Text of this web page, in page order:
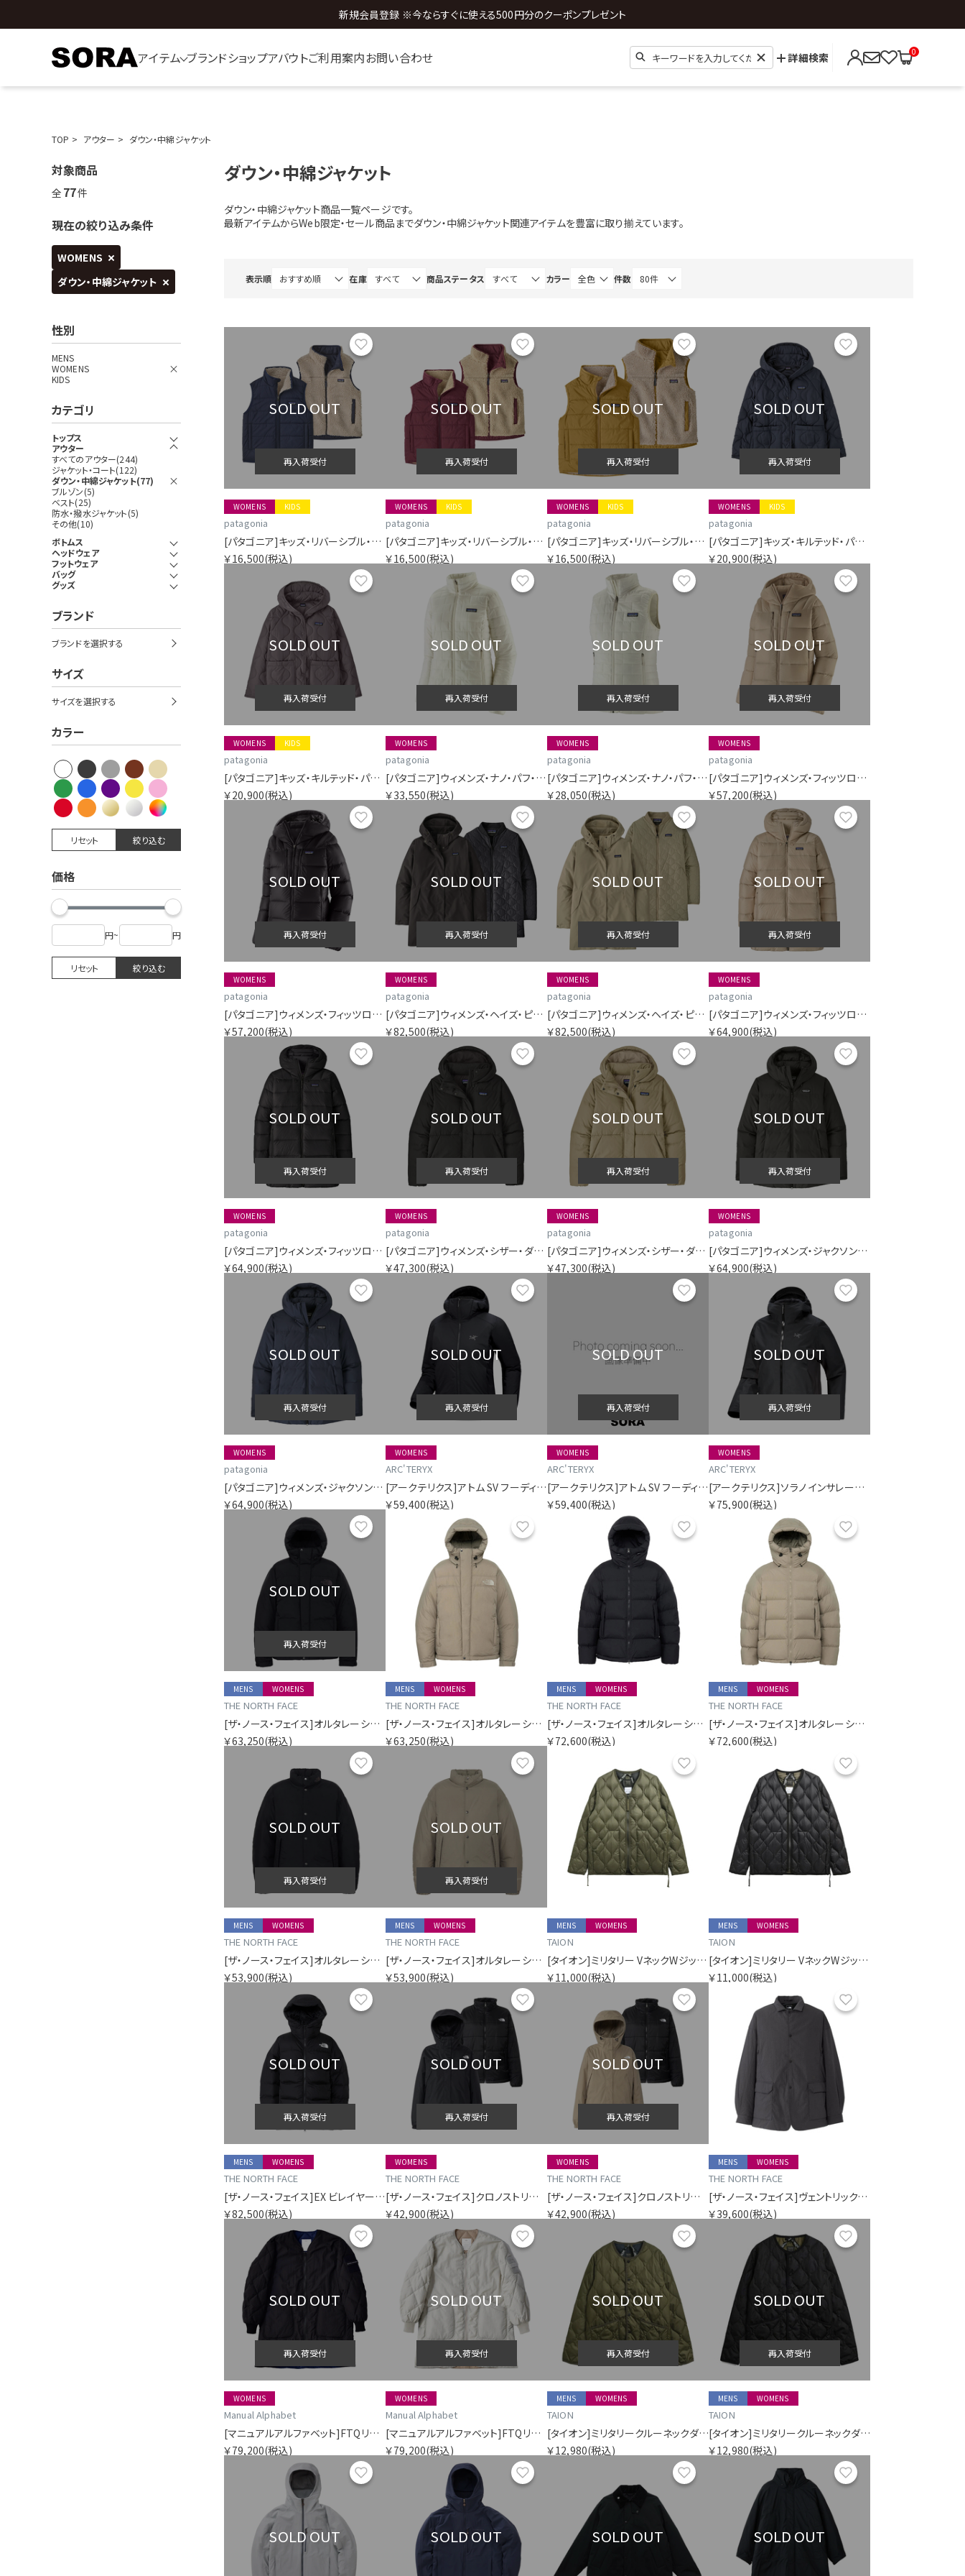
全国送料0円 ※3,980円以上のご購入時
アイテム ブランドショップアバウトご利用案内お問い合わせ 詳細検索 0
TOP アウター ダウン・中綿ジャケット
対象商品
全 77件
現在の絞り込み条件
WOMENS
ダウン・中綿ジャケット
性別
MENS
WOMENS
KIDS
カテゴリ
トップス
アウター
すべてのアウター(244)
ジャケット・コート(122)
ダウン・中綿ジャケット(77)
ブルゾン(5)
ベスト(25)
防水・撥水ジャケット(5)
その他(10)
ボトムス
ヘッドウェア
フットウェア
バッグ
グッズ
ブランド
ブランドを選択する
サイズ
サイズを選択する
カラー
リセット 絞り込む
価格
円~ 円
リセット 絞り込む
ダウン・中綿ジャケット
ダウン・中綿ジャケット商品一覧ページです。
最新アイテムからWeb限定・セール商品までダウン・中綿ジャケット関連アイテムを豊富に取り揃えています。
表示順 在庫 商品ステータス カラー 件数
SOLD OUT
再入荷受付
WOMENS KIDS
patagonia
[パタゴニア]キッズ・リバーシブル・レディ・フレディ・ベスト
￥16,500(税込)
SOLD OUT
再入荷受付
WOMENS KIDS
patagonia
[パタゴニア]キッズ・リバーシブル・レディ・フレディ・ベスト
￥16,500(税込)
SOLD OUT
再入荷受付
WOMENS KIDS
patagonia
[パタゴニア]キッズ・リバーシブル・レディ・フレディ・ベスト
￥16,500(税込)
SOLD OUT
再入荷受付
WOMENS KIDS
patagonia
[パタゴニア]キッズ・キルテッド・パファー
￥20,900(税込)
SOLD OUT
再入荷受付
WOMENS KIDS
patagonia
[パタゴニア]キッズ・キルテッド・パファー
￥20,900(税込)
SOLD OUT
再入荷受付
WOMENS
patagonia
[パタゴニア]ウィメンズ・ナノ・パフ・ジャケット
￥33,550(税込)
SOLD OUT
再入荷受付
WOMENS
patagonia
[パタゴニア]ウィメンズ・ナノ・パフ・ベスト
￥28,050(税込)
SOLD OUT
再入荷受付
WOMENS
patagonia
[パタゴニア]ウィメンズ・フィッツロイ・ダウン・フーディ
￥57,200(税込)
SOLD OUT
再入荷受付
WOMENS
patagonia
[パタゴニア]ウィメンズ・フィッツロイ・ダウン・フーディ
￥57,200(税込)
SOLD OUT
再入荷受付
WOMENS
patagonia
[パタゴニア]ウィメンズ・ヘイズ・ピーク・スリーインワン・パーカ
￥82,500(税込)
SOLD OUT
再入荷受付
WOMENS
patagonia
[パタゴニア]ウィメンズ・ヘイズ・ピーク・スリーインワン・パーカ
￥82,500(税込)
SOLD OUT
再入荷受付
WOMENS
patagonia
[パタゴニア]ウィメンズ・フィッツロイ・ダウン・パーカ
￥64,900(税込)
SOLD OUT
再入荷受付
WOMENS
patagonia
[パタゴニア]ウィメンズ・フィッツロイ・ダウン・パーカ
￥64,900(税込)
SOLD OUT
再入荷受付
WOMENS
patagonia
[パタゴニア]ウィメンズ・シザー・ダウン・フーディ・ジャケット
￥47,300(税込)
SOLD OUT
再入荷受付
WOMENS
patagonia
[パタゴニア]ウィメンズ・シザー・ダウン・フーディ・ジャケット
￥47,300(税込)
SOLD OUT
再入荷受付
WOMENS
patagonia
[パタゴニア]ウィメンズ・ジャクソン・グレイシャー・ジャケット
￥64,900(税込)
SOLD OUT
再入荷受付
WOMENS
patagonia
[パタゴニア]ウィメンズ・ジャクソン・グレイシャー・ジャケット
￥64,900(税込)
SOLD OUT
再入荷受付
WOMENS
ARC'TERYX
[アークテリクス]アトム SV フーディ ウィメンズ
￥59,400(税込)
SOLD OUT
再入荷受付
WOMENS
ARC'TERYX
[アークテリクス]アトム SV フーディ ウィメンズ
￥59,400(税込)
SOLD OUT
再入荷受付
WOMENS
ARC'TERYX
[アークテリクス]ソラノ インサレーテッド フーディ ウィメンズ
￥75,900(税込)
SOLD OUT
再入荷受付
MENS WOMENS
THE NORTH FACE
[ザ・ノース・フェイス]オルタレーションバフズジャケット
￥63,250(税込)
MENS WOMENS
THE NORTH FACE
[ザ・ノース・フェイス]オルタレーションバフズジャケット
￥63,250(税込)
MENS WOMENS
THE NORTH FACE
[ザ・ノース・フェイス]オルタレーションダウンシェルパーカー（ユニセックス）
￥72,600(税込)
MENS WOMENS
THE NORTH FACE
[ザ・ノース・フェイス]オルタレーションダウンシェルパーカー（ユニセックス）
￥72,600(税込)
SOLD OUT
再入荷受付
MENS WOMENS
THE NORTH FACE
[ザ・ノース・フェイス]オルタレーションシエラジャケット（ユニセックス）
￥53,900(税込)
SOLD OUT
再入荷受付
MENS WOMENS
THE NORTH FACE
[ザ・ノース・フェイス]オルタレーションシエラジャケット（ユニセックス）
￥53,900(税込)
MENS WOMENS
TAION
[タイオン]ミリタリー VネックWジップ ダウンジャケット-ソフトシェル
￥11,000(税込)
MENS WOMENS
TAION
[タイオン]ミリタリー VネックWジップ ダウンジャケット-ソフトシェル
￥11,000(税込)
SOLD OUT
再入荷受付
MENS WOMENS
THE NORTH FACE
[ザ・ノース・フェイス]EX ビレイヤーパーカ（ユニセックス）
￥82,500(税込)
SOLD OUT
再入荷受付
WOMENS
THE NORTH FACE
[ザ・ノース・フェイス]クロノストリクライメイトジャケット（レディース）
￥42,900(税込)
SOLD OUT
再入荷受付
WOMENS
THE NORTH FACE
[ザ・ノース・フェイス]クロノストリクライメイトジャケット（レディース）
￥42,900(税込)
MENS WOMENS
THE NORTH FACE
[ザ・ノース・フェイス]ヴェントリックスアーバナイトジャケット（ユニセックス）
￥39,600(税込)
SOLD OUT
再入荷受付
WOMENS
Manual Alphabet
[マニュアルアルファベット]FTQリバースダウンコート
￥79,200(税込)
SOLD OUT
再入荷受付
WOMENS
Manual Alphabet
[マニュアルアルファベット]FTQリバースダウンコート
￥79,200(税込)
SOLD OUT
再入荷受付
MENS WOMENS
TAION
[タイオン]ミリタリークルーネックダウンジャケット
￥12,980(税込)
SOLD OUT
再入荷受付
MENS WOMENS
TAION
[タイオン]ミリタリークルーネックダウンジャケット
￥12,980(税込)
SOLD OUT SOLD OUT SOLD OUT SOLD OUT